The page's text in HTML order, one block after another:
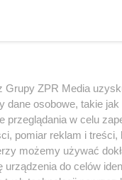
Grupy ZPR Media
osobowe, takie jak
przeglądania w celu
pomiar reklam i treści,
możemy używać
do celów